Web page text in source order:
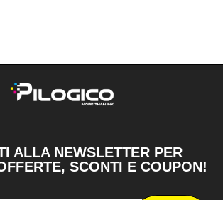
ALLA NEWSLETTER PER
SCONTI E COUPON!